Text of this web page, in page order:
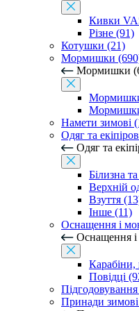
Кивки
Різне (91)
Котушки (21)
Мормишки
Мормишки
Намети зимові
Одяг та
Одяг та
Білизна
Верхній
Взуття
Інше (11)
Оснащення і
Оснащення
Карабіни,
Повідці
Принади